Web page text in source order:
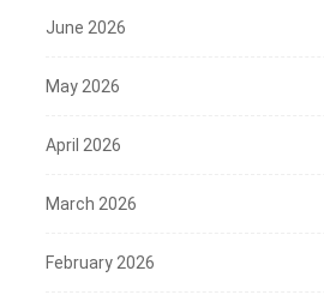
June 2026
May 2026
April 2026
March 2026
February 2026